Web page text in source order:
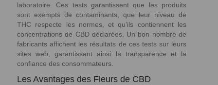
laboratoire. Ces tests garantissent que les produits
sont exempts de contaminants, que leur niveau de
THC respecte les normes, et qu’ils contiennent les
concentrations de CBD déclarées. Un bon nombre de
fabricants affichent les résultats de ces tests sur leurs
sites web, garantissant ainsi la transparence et la
confiance des consommateurs.
Les Avantages des Fleurs de CBD